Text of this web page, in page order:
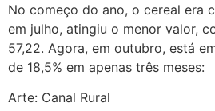
No começo do ano, o cereal era
em julho, atingiu o menor valor,
57,22. Agora, em outubro, está
de 18,5% em apenas três meses:
Arte: Canal Rural